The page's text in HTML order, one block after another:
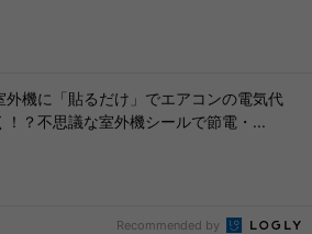
外機に「貼るだけ」でエアコンの電気代
！？不思議な室外機シールで節電・...
Recommended by